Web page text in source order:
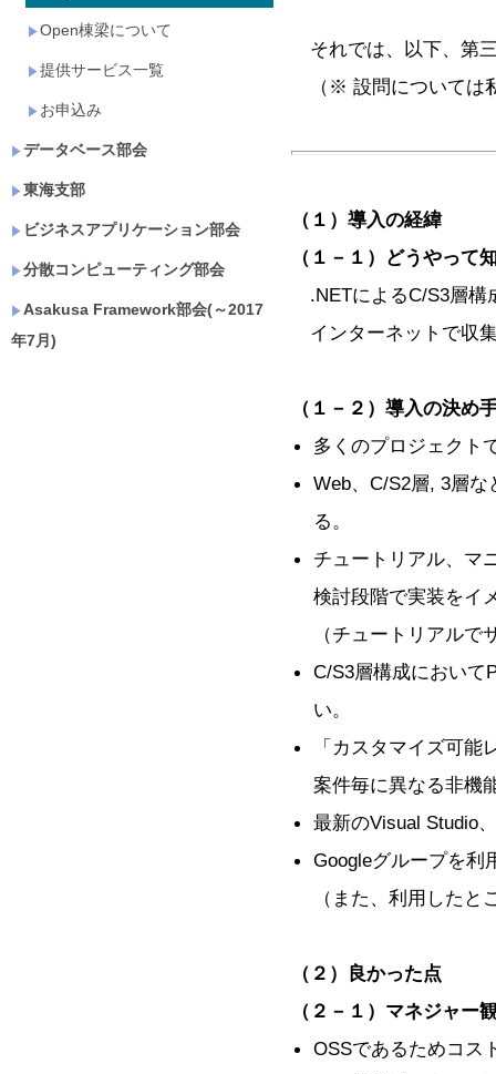
Open棟梁について
提供サービス一覧
お申込み
データベース部会
東海支部
ビジネスアプリケーション部会
分散コンピューティング部会
Asakusa Framework部会(～2017
年7月)
それでは、以下、第
（※ 設問については
（１）導入の経緯
（１－１）どうやって
.NETによるC/S3層構
インターネットで収
（１－２）導入の決め
多くのプロジェクト
Web、C/S2層, 3層
る。
チュートリアル、マ
検討段階で実装をイ
（チュートリアル
C/S3層構成において
い。
「カスタマイズ可能
案件毎に異なる非機
最新のVisual Studio
Googleグループを利
（また、利用した
（２）良かった点
（２－１）マネジャー
OSSであるためコス